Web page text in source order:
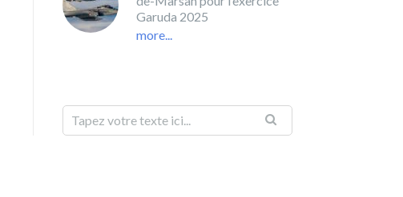
Garuda 2025
more...